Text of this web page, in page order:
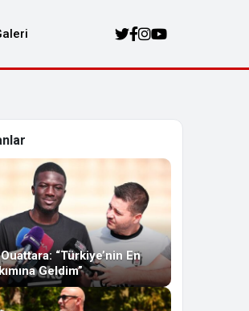
“Türkiye’nin En
Geldim”